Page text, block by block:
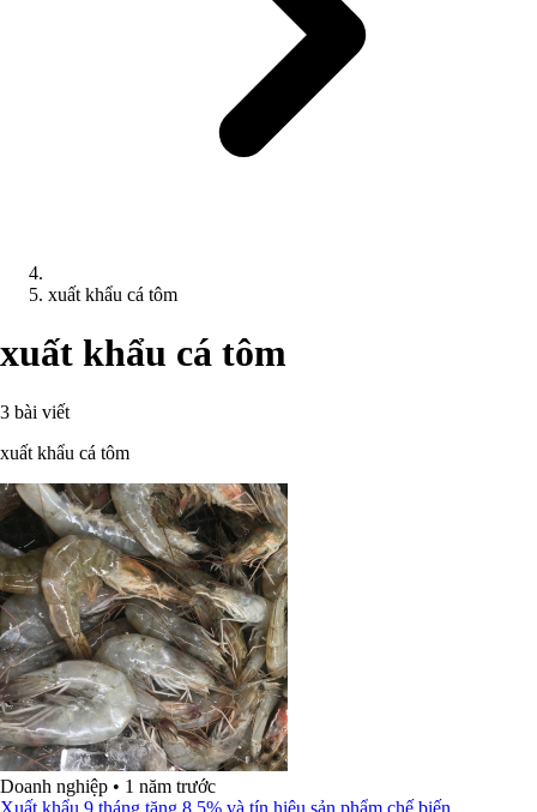
xuất khẩu cá tôm
xuất khẩu cá tôm
3 bài viết
xuất khẩu cá tôm
Doanh nghiệp • 1 năm trước
Xuất khẩu 9 tháng tăng 8,5% và tín hiệu sản phẩm chế biến